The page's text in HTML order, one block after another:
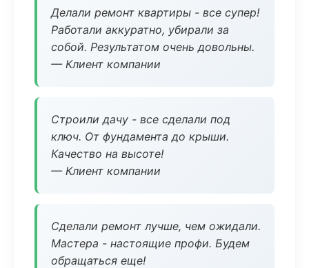
Делали ремонт квартиры - все супер!
Работали аккуратно, убирали за
собой. Результатом очень довольны.
— Клиент компании
Строили дачу - все сделали под
ключ. От фундамента до крыши.
Качество на высоте!
— Клиент компании
Сделали ремонт лучше, чем ожидали.
Мастера - настоящие профи. Будем
обращаться еще!